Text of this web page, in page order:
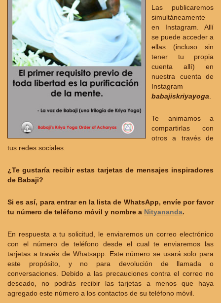
Las publicaremos
simultáneamente
en Instagram. Allí
se puede acceder a
ellas (incluso sin
tener tu propia
cuenta allí) en
nuestra cuenta de
Instagram
babajiskriyayoga.
Te animamos a
compartirlas con
otros a través de
tus redes sociales.
¿Te gustaría recibir estas tarjetas de mensajes inspiradores
de Babaji?
Si es así, para entrar en la lista de WhatsApp, envíe por favor
tu número de teléfono móvil y nombre a Nityananda.
En respuesta a tu solicitud, le enviaremos un correo electrónico
con el número de teléfono desde el cual te enviaremos las
tarjetas a través de Whatsapp. Este número se usará solo para
este propósito, y no para devolución de llamada o
conversaciones. Debido a las precauciones contra el correo no
deseado, no podrás recibir las tarjetas a menos que haya
agregado este número a los contactos de su teléfono móvil.